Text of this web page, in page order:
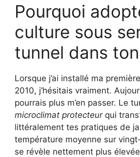
Pourquoi
culture sous
tunnel dans
Lorsque j’ai installé ma
2010, j’hésitais vraiment.
pourrais plus m’en passer. Le
microclimat protecteurqui
littéralement tes pratiques de
température moyenne sur
se révèle nettement plus élevée